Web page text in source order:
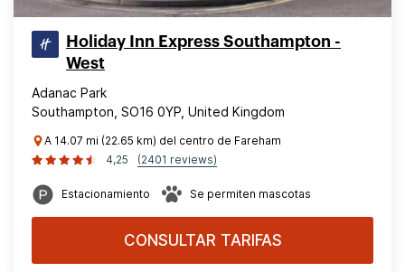
Holiday Inn Express Southampton -
West
Adanac Park
Southampton, SO16 0YP, United Kingdom
A 14.07 mi (22.65 km) del centro de Fareham
4,25
(2401 reviews)
Estacionamiento Se permiten mascotas
CONSULTAR TARIFAS